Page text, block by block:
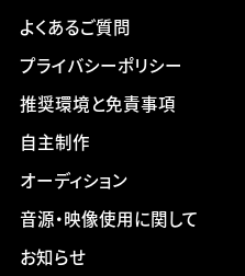
よくあるご質問
プライバシーポリシー
推奨環境と免責事項
自主制作
オーディション
音源・映像使用に関して
お知らせ